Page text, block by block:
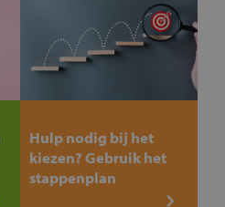
Hulp nodig bij het
kiezen? Gebruik het
stappenplan